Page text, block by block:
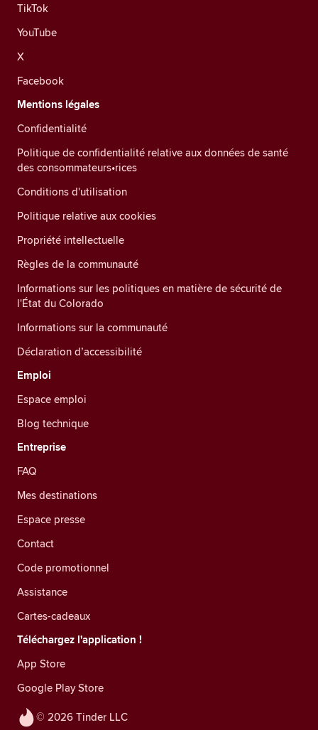
© 2026 Tinder LLC
TikTok
YouTube
X
Facebook
Mentions légales
Confidentialité
Politique de confidentialité relative aux données de santé
des consommateurs•rices
Conditions d'utilisation
Politique relative aux cookies
Propriété intellectuelle
Règles de la communauté
Informations sur les politiques en matière de sécurité de
l'État du Colorado
Informations sur la communauté
Déclaration d’accessibilité
Emploi
Espace emploi
Blog technique
Entreprise
FAQ
Mes destinations
Espace presse
Contact
Code promotionnel
Assistance
Cartes-cadeaux
Téléchargez l'application !
App Store
Google Play Store